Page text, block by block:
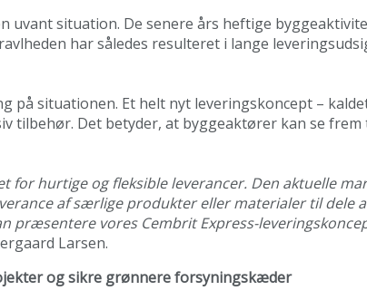
uvant situation. De senere års heftige
har således resulteret i lange
situationen. Et helt nyt leveringskoncept –
tilbehør. Det betyder, at byggeaktører kan se
for hurtige og fleksible leverancer. Den aktuelle
af særlige produkter eller materialer til
præsentere vores Cembrit Express-
Larsen.
og sikre grønnere forsyningskæder